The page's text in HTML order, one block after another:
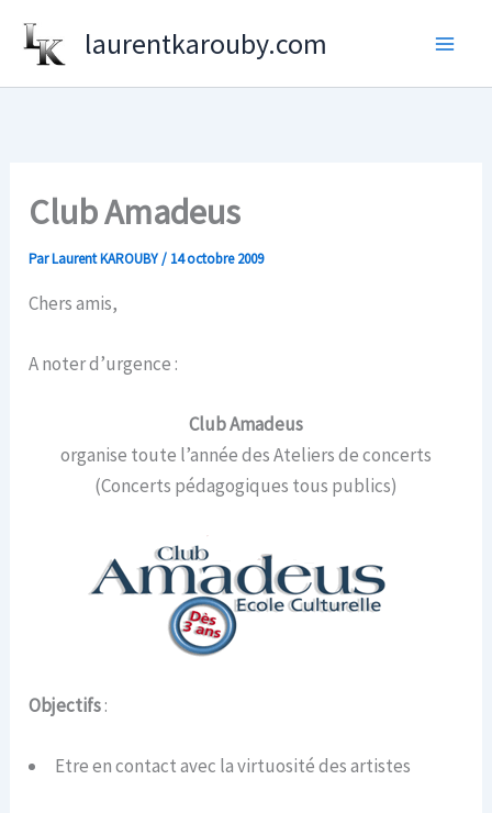
laurentkarouby.com
Club Amadeus
ParLaurent KAROUBY/ 14 octobre 2009
Chers amis,
A noter d’urgence :
Club Amadeus
organise toute l’année des Ateliers de concerts
(Concerts pédagogiques tous publics)
Objectifs:
Etre en contact avec la virtuosité des artistes